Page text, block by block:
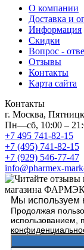
О компании
Доставка и
Информация
Скидки
Вопрос -
Отзывы
Контакты
Карта сайта
Контакты
г. Москва,
Пн—сб, 10:00 –
+7 495 741-82-15
+7 (495) 741-82-15
+7 (929) 546-77-47
info@pharmex-
Мы используем
Продолжая
использованием,